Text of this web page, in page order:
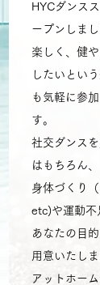
HYCダンス
ープンしまし
楽しく、健
したいとい
も気軽に参
す。
社交ダンス
はもちろん、
身体づくり
etc)や運動不
あなたの目
用意いたしま
アットホー